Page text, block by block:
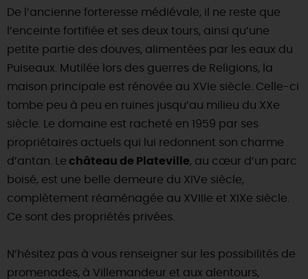
De l’ancienne forteresse médiévale, il ne reste que
l’enceinte fortifiée et ses deux tours, ainsi qu’une
petite partie des douves, alimentées par les eaux du
Puiseaux. Mutilée lors des guerres de Religions, la
maison principale est rénovée au XVIe siècle. Celle-ci
tombe peu à peu en ruines jusqu’au milieu du XXe
siècle. Le domaine est racheté en 1959 par ses
propriétaires actuels qui lui redonnent son charme
d’antan. Le château de Plateville, au cœur d’un parc
boisé, est une belle demeure du XIVe siècle,
complètement réaménagée au XVIIIe et XIXe siècle.
Ce sont des propriétés privées.
N’hésitez pas à vous renseigner sur les possibilités de
promenades, à Villemandeur et aux alentours,